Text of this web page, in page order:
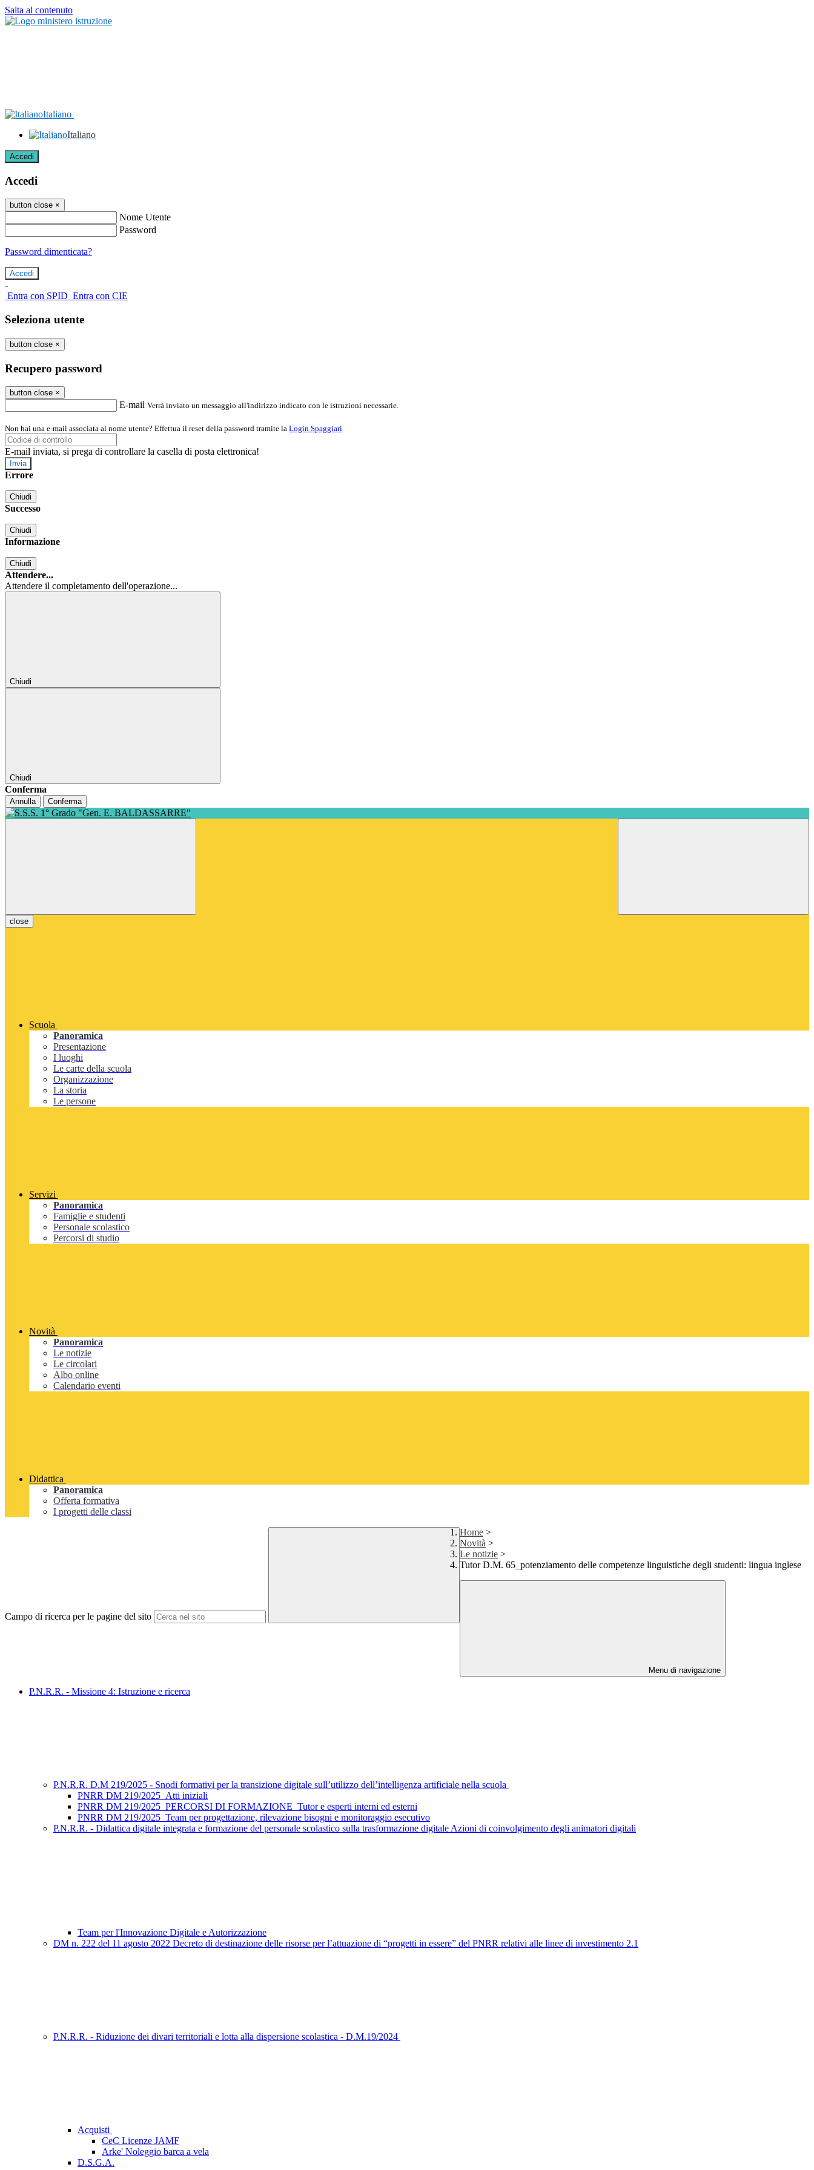
Salta al contenuto
Italiano
Italiano
Accedi
Accedi
button close ×
Nome Utente
Password
Password dimenticata?
-
Entra con SPID Entra con CIE
Seleziona utente
button close ×
Recupero password
button close ×
E-mail Verrà inviato un messaggio all'indirizzo indicato con le istruzioni necessarie.
Non hai una e-mail associata al nome utente? Effettua il reset della password tramite la Login Spaggiari
E-mail inviata, si prega di controllare la casella di posta elettronica!
Errore
Chiudi
Successo
Chiudi
Informazione
Chiudi
Attendere...
Attendere il completamento dell'operazione...
Chiudi
Chiudi
Conferma
Annulla Conferma
close
Scuola
Panoramica
Presentazione
I luoghi
Le carte della scuola
Organizzazione
La storia
Le persone
Servizi
Panoramica
Famiglie e studenti
Personale scolastico
Percorsi di studio
Novità
Panoramica
Le notizie
Le circolari
Albo online
Calendario eventi
Didattica
Panoramica
Offerta formativa
I progetti delle classi
Campo di ricerca per le pagine del sito
Home >
Novità >
Le notizie >
Tutor D.M. 65_potenziamento delle competenze linguistiche degli studenti: lingua inglese
Menu di navigazione
P.N.R.R. - Missione 4: Istruzione e ricerca
P.N.R.R. D.M 219/2025 - Snodi formativi per la transizione digitale sull’utilizzo dell’intelligenza artificiale nella scuola
PNRR DM 219/2025_Atti iniziali
PNRR DM 219/2025_PERCORSI DI FORMAZIONE_Tutor e esperti interni ed esterni
PNRR DM 219/2025_Team per progettazione, rilevazione bisogni e monitoraggio esecutivo
P.N.R.R. - Didattica digitale integrata e formazione del personale scolastico sulla trasformazione digitale Azioni di coinvolgimento degli animatori digitali
Team per l'Innovazione Digitale e Autorizzazione
DM n. 222 del 11 agosto 2022 Decreto di destinazione delle risorse per l’attuazione di “progetti in essere” del PNRR relativi alle linee di investimento 2.1
P.N.R.R. - Riduzione dei divari territoriali e lotta alla dispersione scolastica - D.M.19/2024
Acquisti
CeC Licenze JAMF
Arke' Noleggio barca a vela
D.S.G.A.